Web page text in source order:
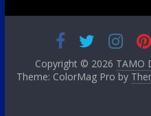
Copyright © 2026 TAMO
Theme: ColorMag Pro by